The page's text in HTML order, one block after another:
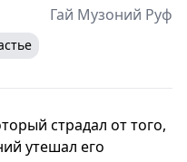
Гай Музоний Руф
страдал от того,
утешал его